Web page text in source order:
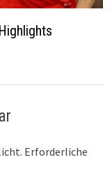
Erforderliche